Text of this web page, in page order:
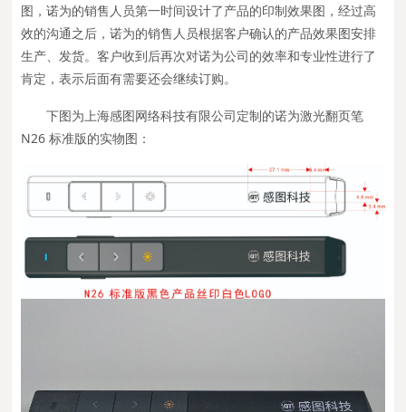
图，诺为的销售人员第一时间设计了产品的印制效果图，经过高
效的沟通之后，诺为的销售人员根据客户确认的产品效果图安排
生产、发货。客户收到后再次对诺为公司的效率和专业性进行了
肯定，表示后面有需要还会继续订购。
下图为上海感图网络科技有限公司定制的诺为激光翻页笔
N26 标准版的实物图：